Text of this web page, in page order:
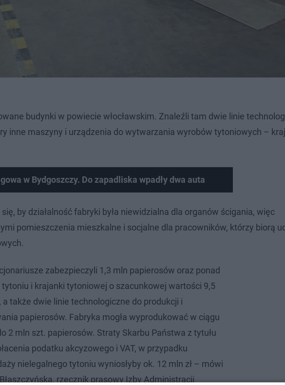
budynki w powiecie włocławskim. Znaleźli tam dwie linie
inne maszyny i urządzenia do wytwarzania wyrobów tytoniowych –
w Bydgoszczy. Do zapadliska wpadły dwa auta
by działalność fabryki była niewidzialna dla organów ścigania, więc
pomieszczenia mieszkalne i socjalne dla pracowników, którzy biorą
zabezpieczyli 1,3 mln papierosów oraz ponad
tytoniu i krajanki tytoniowej o szacunkowej wartości 9,5
a także dwie linie technologiczne do produkcji i
papierosów. Fabryka mogła wyprodukować w ciągu
2 mln szt. papierosów. Straty Skarbu Państwa z tytułu
podatku akcyzowego i VAT, w przypadku
nielegalnego tytoniu wyniosłyby ok. 12 mln zł – mówi
rzecznik prasowy Izby Administracji